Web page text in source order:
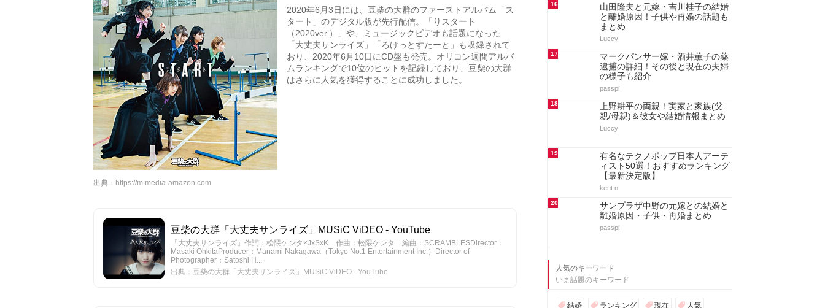
2020年6月3日には、豆柴の大群のファーストアルバム「ス
タート」のデジタル版が先行配信。「りスタート
（2020ver.）」や、ミュージックビデオも話題になった
「大丈夫サンライズ」「ろけっとすたーと」も収録されて
おり、2020年6月10日にCD盤も発売。オリコン週間アルバ
ムランキングで10位のヒットを記録しており、豆柴の大群
はさらに人気を獲得することに成功しました。
出典： https://m.media-amazon.com
豆柴の大群「大丈夫サンライズ」MUSiC ViDEO - YouTube
「大丈夫サンライズ」作詞：松隈ケンタ×JxSxK 作曲：松隈ケンタ 編曲：SCRAMBLESDirector：
Masaki OhkitaProducer：Manami Nakagawa（Tokyo No.1 Entertainment Inc.）Director of
Photographer：Satoshi H...
出典：豆柴の大群「大丈夫サンライズ」MUSiC ViDEO - YouTube
16
山田隆夫と元嫁・吉川桂子の結婚
と離婚原因！子供や再婚の話題も
まとめ
Luccy
17
マークパンサー嫁・酒井薫子の薬
逮捕の詳細！その後と現在の夫婦
の様子も紹介
passpi
18
上野耕平の両親！実家と家族(父
親/母親)＆彼女や結婚情報まとめ
Luccy
19
有名なテクノポップ日本人アーテ
ィスト50選！おすすめランキング
【最新決定版】
kent.n
20
サンプラザ中野の元嫁との結婚と
離婚原因・子供・再婚まとめ
passpi
人気のキーワード
いま話題のキーワード
結婚 ランキング 現在 人気